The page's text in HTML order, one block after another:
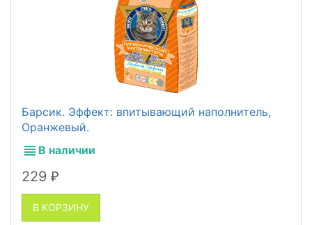
Барсик. Эффект: впитывающий наполнитель,
Оранжевый.
В наличии
229 ₽
В КОРЗИНУ